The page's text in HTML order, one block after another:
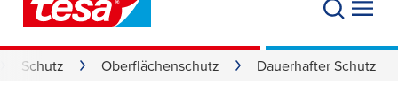
Schutz Oberflächenschutz Dauerhafter Schutz